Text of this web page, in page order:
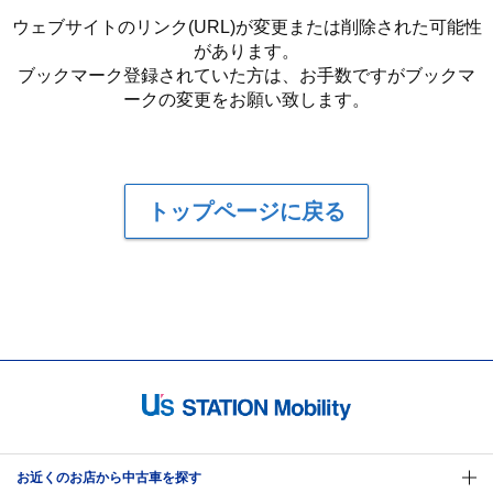
ウェブサイトのリンク(URL)が変更または削除された可能性
があります。
ブックマーク登録されていた方は、お手数ですがブックマ
ークの変更をお願い致します。
トップページに戻る
お近くのお店から中古車を探す